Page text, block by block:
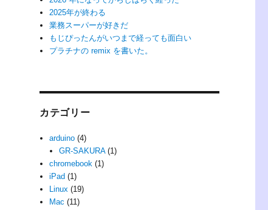
2025年が終わる
業務スーパーが好きだ
もじぴったんがいつまで経っても面白い
プラチナの remix を書いた。
カテゴリー
arduino (4)
GR-SAKURA(1)
chromebook (1)
iPad (1)
Linux (19)
Mac (11)